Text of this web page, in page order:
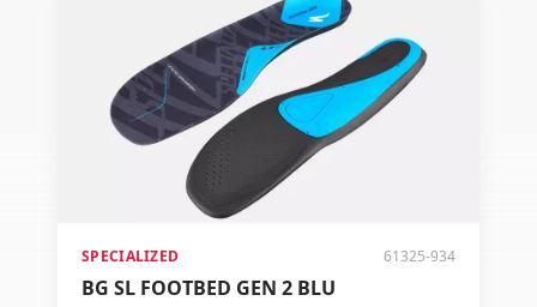
SPECIALIZED 61325-934
BG SL FOOTBED GEN 2 BLU